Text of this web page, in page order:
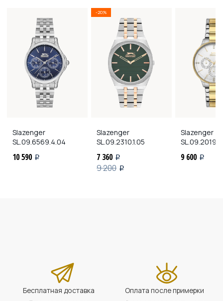
Slazenger
SL.09.6569.4.04
10 590 i
-20%
Slazenger
SL.09.2310.1.05
7 360 i
9 200 i
Slazenger
9 600 i
Бесплатная доставка Оплата после примерки